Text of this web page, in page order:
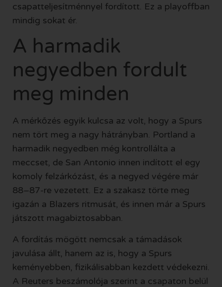
csapatteljesítménnyel fordított. Ez a playoffban
mindig sokat ér.
A harmadik
negyedben fordult
meg minden
A mérkőzés egyik kulcsa az volt, hogy a Spurs
nem tört meg a nagy hátrányban. Portland a
harmadik negyedben még kontrollálta a
meccset, de San Antonio innen indított el egy
komoly felzárkózást, és a negyed végére már
88–87-re vezetett. Ez a szakasz törte meg
igazán a Blazers ritmusát, és innen már a Spurs
játszott magabiztosabban.
A fordítás mögött nemcsak a támadások
javulása állt, hanem az is, hogy a Spurs
keményebben, fizikálisabban kezdett védekezni.
A Reuters beszámolója szerint a csapaton belül